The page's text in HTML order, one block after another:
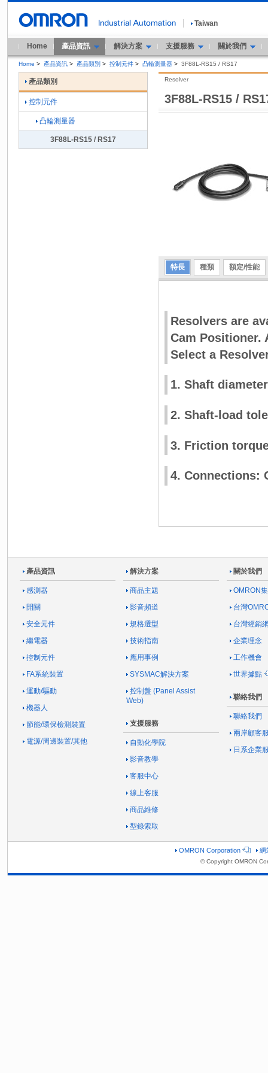
Taiwan
Home 產品資訊 解決方案 支援服務 關於我們
Home > 產品資訊 > 產品類別 > 控制元件 > 凸輪測量器 > 3F88L-RS15 / RS17
3F88L-RS15 /
Resolver
特長 種類 額定/性能
Resolvers are
Cam Positioner.
Select a
1. Shaft
2. Shaft-load
3. Friction
4. Connections:
產品類別
控制元件
凸輪測量器
3F88L-RS15 / RS17
產品資訊
感測器
開關
安全元件
繼電器
控制元件
FA系統裝置
運動/驅動
機器人
節能/環保檢測裝置
電源/周邊裝置/其他
解決方案
商品主題
影音頻道
規格選型
技術指南
應用事例
SYSMAC解決方案
控制盤 (Panel Assist
Web)
支援服務
自動化學院
影音教學
客服中心
線上客服
商品維修
型錄索取
關於我們
OMRON
台灣
台灣經銷
企業理念
工作機會
世界據點
聯絡我們
聯絡我們
兩岸顧客
日系企業
OMRON Corporation 網
© Copyright OMRON